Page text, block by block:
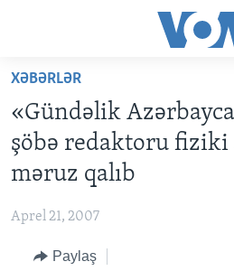
Skip
main
content
Skip
to
main
Navigation
ANA SƏHİFƏ
PROQRAMLAR
AMERIKA İCMALI
FAKTLAR NƏ DEYIR?
AZƏRBAYCAN
UKRAYNA BÖHRANI
İSRAIL-HƏMAS MÜNAQIŞƏSI
ABŞ
ABŞ SEÇKILƏRI 2024
İRAN AZƏRBAYCANI
XƏBƏRLƏR
«Gündəlik
şöbə redaktoru fiziki
məruz qalıb
Aprel 21, 2007
Paylaş